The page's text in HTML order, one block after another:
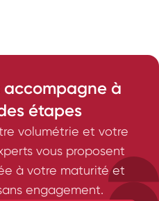
accompagne à
étapes
volumétrie et votre
vous proposent
à votre maturité et
engagement.